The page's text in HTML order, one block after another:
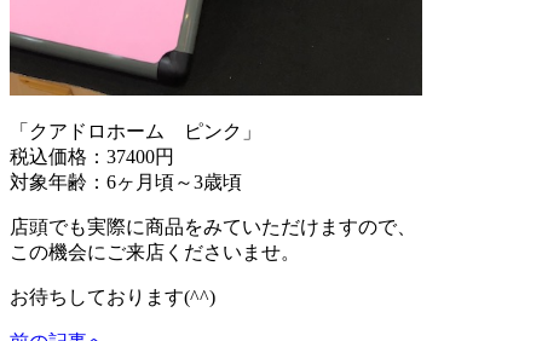
「クアドロホーム ピンク」
税込価格：37400円
対象年齢：6ヶ月頃～3歳頃
店頭でも実際に商品をみていただけますので、
この機会にご来店くださいませ。
お待ちしております(^^)